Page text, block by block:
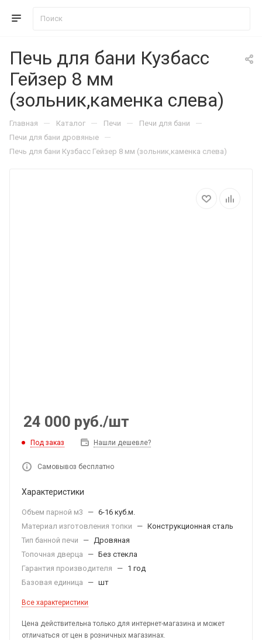
Печь для бани Кузбасс
Гейзер 8 мм
(зольник,каменка слева)
Главная — Каталог — Печи — Печи для бани —
Печи для бани дровяные —
Печь для бани Кузбасс Гейзер 8 мм (зольник,каменка слева)
24 000 руб./шт
Под заказ Нашли дешевле?
Самовывоз бесплатно
Характеристики
Объем парной м3 — 6-16 куб.м.
Материал изготовления топки
— Конструкционная сталь
Тип банной печи
— Дровяная
Топочная дверца
— Без стекла
Гарантия производителя
— 1 год
Базовая единица
— шт
Все характеристики
Цена действительна только для интернет-магазина и может
отличаться от цен в розничных магазинах.